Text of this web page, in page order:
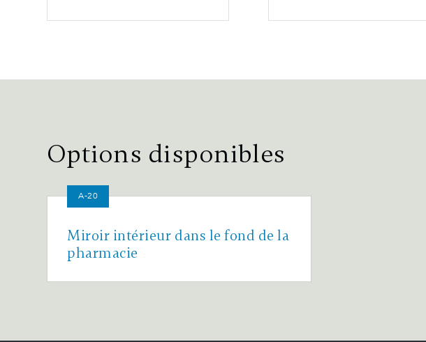
Options disponibles
A-20
Miroir intérieur dans le fond de la
pharmacie